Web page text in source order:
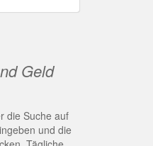
Geld
die Suche auf
und die